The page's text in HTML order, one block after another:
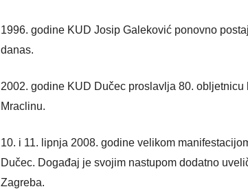
1996. godine KUD Josip Galeković ponovno
danas.
2002. godine KUD Dučec proslavlja 80.
Mraclinu.
10. i 11. lipnja 2008. godine velikom
Dučec. Događaj je svojim nastupom dodatno
Zagreba.